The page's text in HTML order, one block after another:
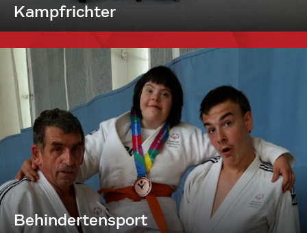
Kampfrichter
Behindertensport